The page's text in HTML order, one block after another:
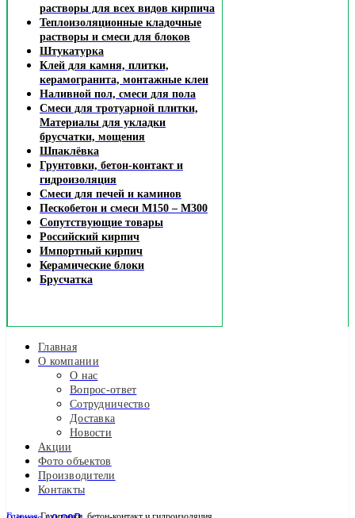
растворы для всех видов кирпича
Теплоизоляционные кладочные
растворы и смеси для блоков
Штукатурка
Клей для камня, плитки,
керамогранита, монтажные клеи
Наливной пол, смеси для пола
Смеси для тротуарной плитки,
Материалы для укладки
брусчатки, мощения
Шпаклёвка
Грунтовки, бетон-контакт и
гидроизоляция
Смеси для печей и каминов
Пескобетон и смеси М150 – М300
Сопутствующие товары
Российский кирпич
Импортный кирпич
Керамические блоки
Брусчатка
Главная
О компании
О нас
Вопрос-ответ
Сотрудничество
Доставка
Новости
Акции
Фото объектов
Производители
Контакты